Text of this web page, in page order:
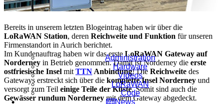
Administration
Hardware
Videos
LoRaWAN
Code
News
Bereits in unserem letzten Blogeintrag haben wir über die
LoRaWAN Station, deren Reichweite und Funktion für unseren
Firmenstandort in Aurich berichtet.
Im Kundenauftrag haben wir das erste LoRaWAN Gateway auf
Norderney in Betrieb genommen. Damit ist Norderney die erste
ostfriesische Insel mit TTN Anbindung!Die Reichweite des
Gateways erstreckt sich über die komplette Insel Norderney und
versorgt zum Teil einige Teile der Küste. Somit sind auch die
Gewässer rundum Norderney mit dem Gateway abgedeckt.